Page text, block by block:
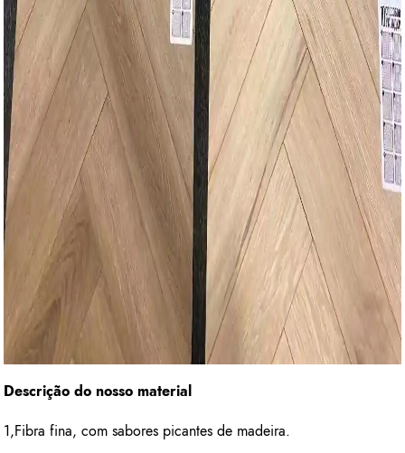
Descrição do nosso material
1,Fibra fina, com sabores picantes de madeira.